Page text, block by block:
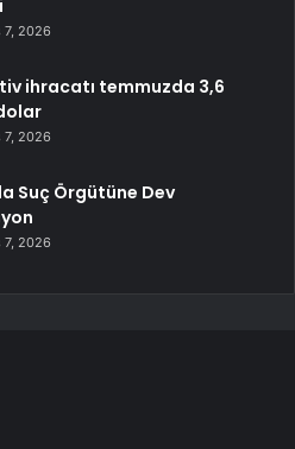
7, 2026
ihracatı temmuzda 3,6
7, 2026
Suç Örgütüne Dev
7, 2026